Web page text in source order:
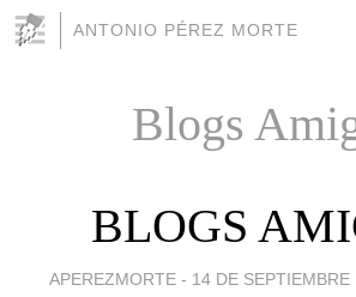
ANTONIO PÉREZ MORTE
Blogs
BLOGS
APEREZMORTE - 14 DE SEPTIEMBRE